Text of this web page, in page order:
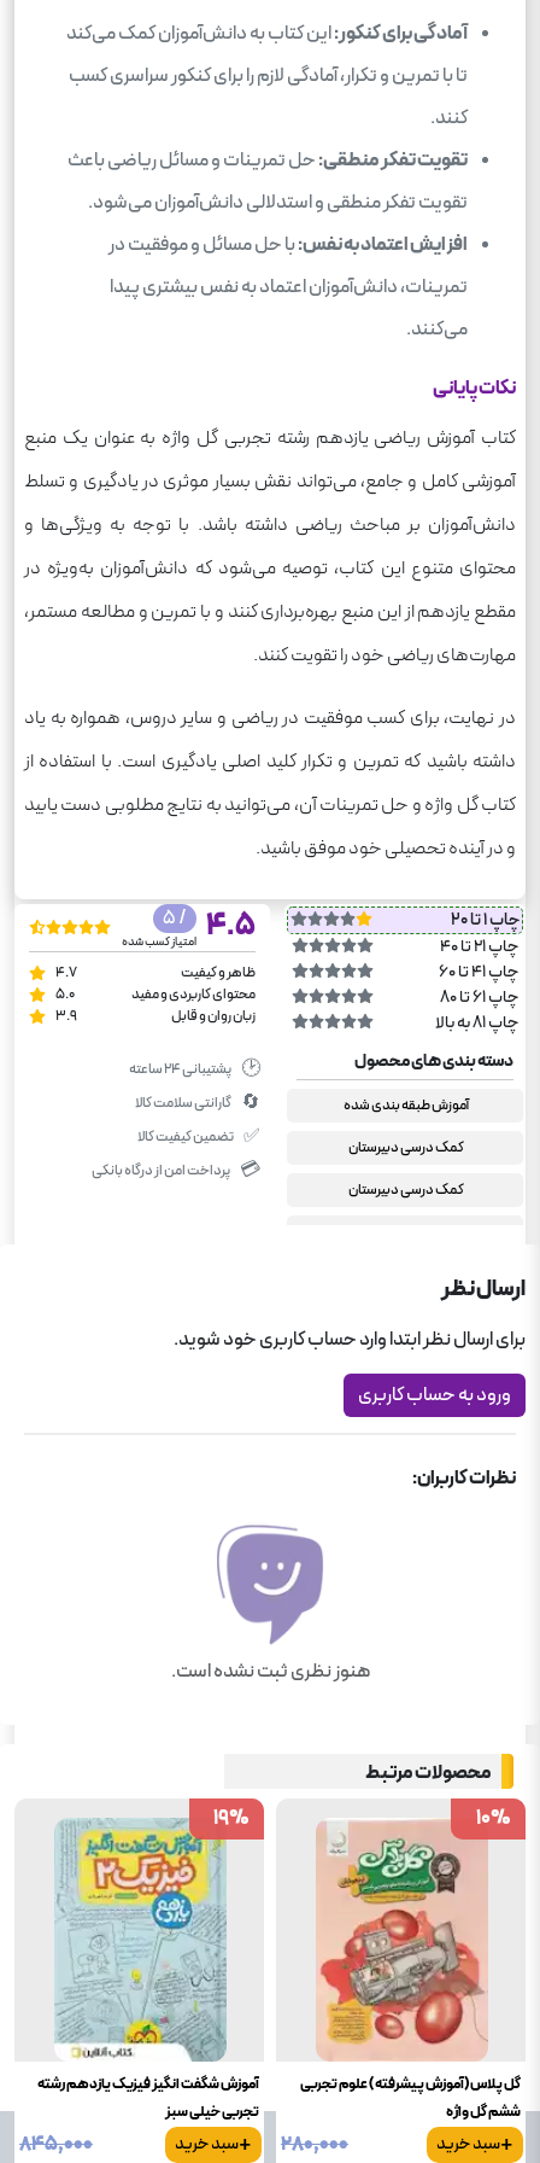
آمادگی برای کنکور:این کتاب به دانش‌آموزان کمک می‌کند
تا با تمرین و تکرار، آمادگی لازم را برای کنکور سراسری کسب
کنند.
تقویت تفکر منطقی:حل تمرینات و مسائل ریاضی باعث
تقویت تفکر منطقی و استدلالی دانش‌آموزان می‌شود.
افزایش اعتماد به نفس:با حل مسائل و موفقیت در
تمرینات، دانش‌آموزان اعتماد به نفس بیشتری پیدا
می‌کنند.
نکات پایانی
کتاب آموزش ریاضی یازدهم رشته تجربی گل واژه به عنوان یک منبع
آموزشی کامل و جامع، می‌تواند نقش بسیار موثری در یادگیری و تسلط
دانش‌آموزان بر مباحث ریاضی داشته باشد. با توجه به ویژگی‌ها و
محتوای متنوع این کتاب، توصیه می‌شود که دانش‌آموزان به‌ویژه در
مقطع یازدهم از این منبع بهره‌برداری کنند و با تمرین و مطالعه مستمر،
مهارت‌های ریاضی خود را تقویت کنند.
در نهایت، برای کسب موفقیت در ریاضی و سایر دروس، همواره به یاد
داشته باشید که تمرین و تکرار کلید اصلی یادگیری است. با استفاده از
کتاب گل واژه و حل تمرینات آن، می‌توانید به نتایج مطلوبی دست یابید
و در آینده تحصیلی خود موفق باشید.
چاپ 1 تا 20
چاپ 21 تا 40
چاپ 41 تا 60
چاپ 61 تا 80
چاپ 81 به بالا
4.5
/ 5
امتیاز کسب شده
ظاهر و کیفیت
4.7
محتوای کاربردی و مفید
5.0
زبان روان و قابل
3.9
دسته بندی های محصول
آموزش طبقه بندی شده
کمک درسی دبیرستان
کمک درسی دبیرستان
کمک درسی رشته تجربی
🕑 پشتیبانی ۲۴ ساعته
🔄 گارانتی سلامت کالا
✅ تضمین کیفیت کالا
💳 پرداخت امن از درگاه بانکی
ارسال نظر
برای ارسال نظر ابتدا وارد حساب کاربری خود شوید.
ورود به حساب کاربری
نظرات کاربران:
هنوز نظری ثبت نشده است.
محصولات مرتبط
گل پلاس(آموزش پیشرفته) علوم تجربی
ششم گل واژه
+سبد خرید
۲۸۰٬۰۰۰
10%
10%
آموزش شگفت انگیز فیزیک یازدهم رشته
تجربی خیلی سبز
+سبد خرید
۸۴۵٬۰۰۰
19%
19%